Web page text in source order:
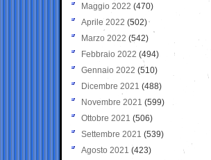
Maggio 2022 (470)
Aprile 2022 (502)
Marzo 2022 (542)
Febbraio 2022 (494)
Gennaio 2022 (510)
Dicembre 2021 (488)
Novembre 2021 (599)
Ottobre 2021 (506)
Settembre 2021 (539)
Agosto 2021 (423)